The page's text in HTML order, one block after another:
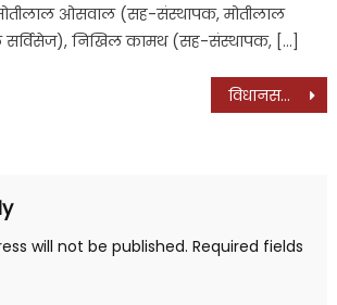
ओसवाल (सह-संस्थापक, मोतीलाल
निखिल कामथ (सह-संस्थापक, […]
विधानसभा में फिर सपा का हंगामा, पूरे दिन को लिए किया वॉकआउउट, पढ़ें और क्या-क्या हुआ विधानसभा में?
will not be published. Required fields